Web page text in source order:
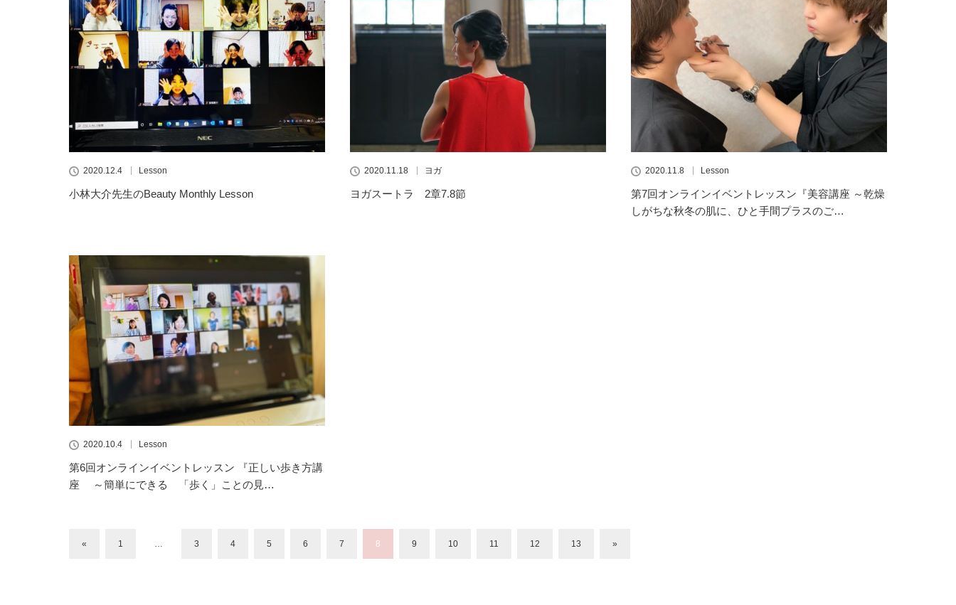
2020.12.4 Lesson
小林大介先生のBeauty Monthly Lesson
2020.11.18 ヨガ
ヨガスートラ 2章7.8節
2020.11.8 Lesson
第7回オンラインイベントレッスン『美容講座 ～乾燥
しがちな秋冬の肌に、ひと手間プラスのご…
2020.10.4 Lesson
第6回オンラインイベントレッスン 『正しい歩き方講
座 ～簡単にできる 「歩く」ことの見…
« 1 … 3 4 5 6 7 8 9 10 11 12 13 »